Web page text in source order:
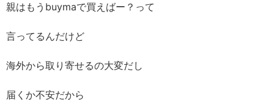
親はもうbuymaで買えばー？って
言ってるんだけど
海外から取り寄せるの大変だし
届くか不安だから